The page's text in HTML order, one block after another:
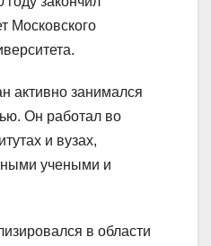
Московского
активно занимался
Он работал во
и вузах,
учеными и
в области